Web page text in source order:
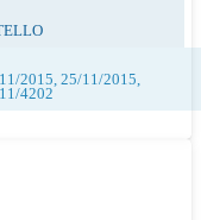
2015, 25/11/2015,
4202